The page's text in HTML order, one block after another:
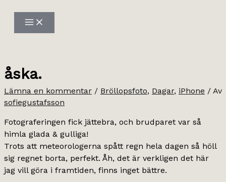
innehåll
åska.
Lämna en kommentar / Bröllopsfoto, Dagar, iPhone / Av
sofiegustafsson
Fotograferingen fick jättebra, och brudparet var så
himla glada & gulliga!
Trots att meteorologerna spått regn hela dagen så höll
sig regnet borta, perfekt. Åh, det är verkligen det här
jag vill göra i framtiden, finns inget bättre.